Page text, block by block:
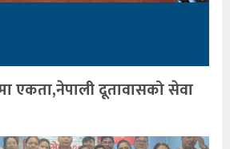
एकता,नेपाली दूतावासको सेवा